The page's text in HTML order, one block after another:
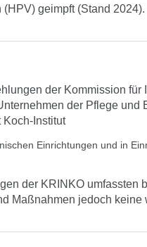
geimpft (Stand
der Kommission
der Pflege und
Institut
Einrichtungen und in
der KRINKO umfassten
Maßnahmen jedoch